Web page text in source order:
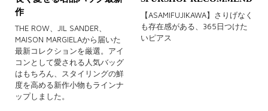
作
THE ROW、JIL SANDER、
MAISON MARGIELAから届いた
最新コレクションを厳選。アイ
コンとして愛される人気バッグ
はもちろん、スタイリングの鮮
度を高める新作小物もラインナ
ップしました。
【ASAMIFUJIKAWA】さりげなく
も存在感がある、365日つけた
いピアス